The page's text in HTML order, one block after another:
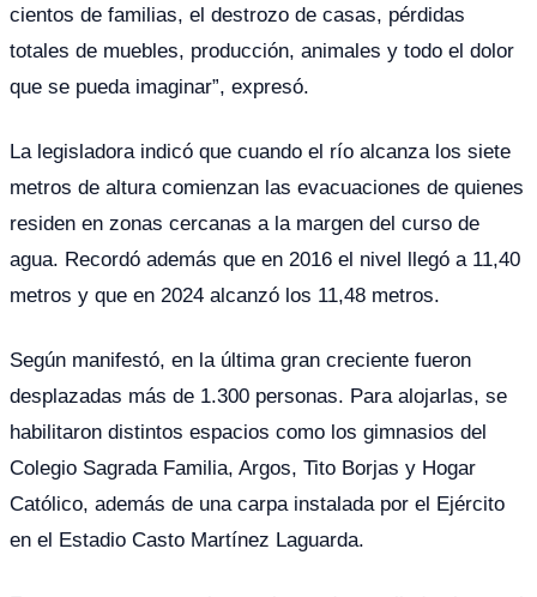
cientos de familias, el destrozo de casas, pérdidas
totales de muebles, producción, animales y todo el dolor
que se pueda imaginar”, expresó.
La legisladora indicó que cuando el río alcanza los siete
metros de altura comienzan las evacuaciones de quienes
residen en zonas cercanas a la margen del curso de
agua. Recordó además que en 2016 el nivel llegó a 11,40
metros y que en 2024 alcanzó los 11,48 metros.
Según manifestó, en la última gran creciente fueron
desplazadas más de 1.300 personas. Para alojarlas, se
habilitaron distintos espacios como los gimnasios del
Colegio Sagrada Familia, Argos, Tito Borjas y Hogar
Católico, además de una carpa instalada por el Ejército
en el Estadio Casto Martínez Laguarda.